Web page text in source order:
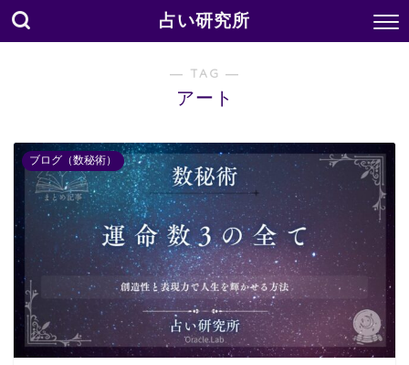
占い研究所
― TAG ―
アート
ブログ（数秘術）